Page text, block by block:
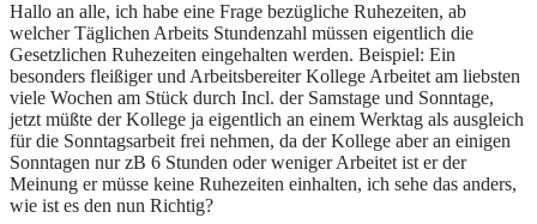
Hallo an alle, ich habe eine Frage bezügliche Ruhezeiten, ab
welcher Täglichen Arbeits Stundenzahl müssen eigentlich die
Gesetzlichen Ruhezeiten eingehalten werden. Beispiel: Ein
besonders fleißiger und Arbeitsbereiter Kollege Arbeitet am liebsten
viele Wochen am Stück durch Incl. der Samstage und Sonntage,
jetzt müßte der Kollege ja eigentlich an einem Werktag als ausgleich
für die Sonntagsarbeit frei nehmen, da der Kollege aber an einigen
Sonntagen nur zB 6 Stunden oder weniger Arbeitet ist er der
Meinung er müsse keine Ruhezeiten einhalten, ich sehe das anders,
wie ist es den nun Richtig?